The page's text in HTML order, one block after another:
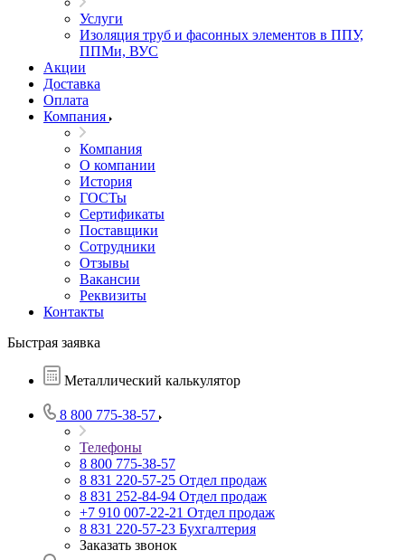
Услуги
Изоляция труб и фасонных элементов в ППУ,
ППМи, ВУС
Акции
Доставка
Оплата
Компания
Компания
О компании
История
ГОСТы
Сертификаты
Поставщики
Сотрудники
Отзывы
Вакансии
Реквизиты
Контакты
Быстрая заявка
Металлический калькулятор
8 800 775-38-57
Телефоны
8 800 775-38-57
8 831 220-57-25 Отдел продаж
8 831 252-84-94 Отдел продаж
+7 910 007-22-21 Отдел продаж
8 831 220-57-23 Бухгалтерия
Заказать звонок